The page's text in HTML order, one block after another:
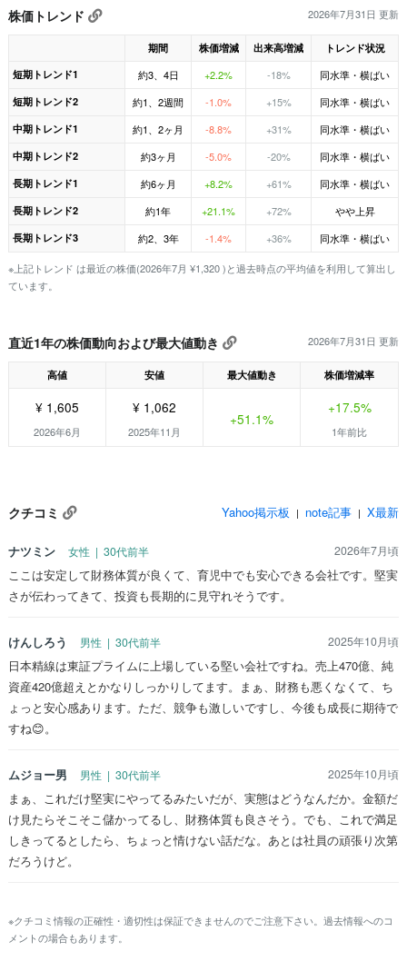
株価トレンド 2026年7月31日 更新
期間 株価増減 出来高増減
トレンド状況
短期トレンド1
約3、4日 +2.2% -18% 同水準・横ばい
短期トレンド2 約1、2週間 -1.0% +15% 同水準・横ばい
中期トレンド1 約1、2ヶ月 -8.8% +31% 同水準・横ばい
中期トレンド2 約3ヶ月 -5.0% -20% 同水準・横ばい
長期トレンド1 約6ヶ月 +8.2% +61% 同水準・横ばい
長期トレンド2 約1年 +21.1% +72% やや上昇
長期トレンド3 約2、3年 -1.4% +36% 同水準・横ばい
※上記トレンド は最近の株価(2026年7月 ¥1,320 )と過去時点の平均値を利用して算出し
ています。
直近1年の株価動向および最大値動き 2026年7月31日 更新
高値 安値 最大値動き 株価増減率
¥ 1,605
2026年6月
¥ 1,062
2025年11月
+51.1%
+17.5%
1年前比
クチコミ Yahoo掲示板 | note記事 | X最新
ナツミン 女性 | 30代前半 2026年7月頃
ここは安定して財務体質が良くて、育児中でも安心できる会社です。堅実
さが伝わってきて、投資も長期的に見守れそうです。
けんしろう 男性 | 30代前半 2025年10月頃
日本精線は東証プライムに上場している堅い会社ですね。売上470億、純
資産420億超えとかなりしっかりしてます。まぁ、財務も悪くなくて、ち
ょっと安心感あります。ただ、競争も激しいですし、今後も成長に期待で
すね😊。
ムジョー男 男性 | 30代前半 2025年10月頃
まぁ、これだけ堅実にやってるみたいだが、実態はどうなんだか。金額だ
け見たらそこそこ儲かってるし、財務体質も良さそう。でも、これで満足
しきってるとしたら、ちょっと情けない話だな。あとは社員の頑張り次第
だろうけど。
※クチコミ情報の正確性・適切性は保証できませんのでご注意下さい。過去情報へのコ
メントの場合もあります。